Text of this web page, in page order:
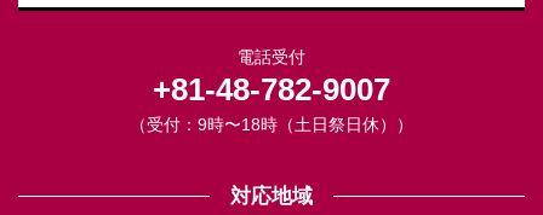
電話受付
+81-48-782-9007
（受付：9時〜18時（土日祭日休））
対応地域